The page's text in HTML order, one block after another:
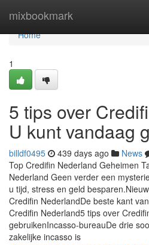
mixbookmark
Home
Home
1
5 tips over
U kunt vandaag
billdf0495 439 days ago News
Top Credifin Nederland Geheimen
Nederland Geen verder een
u tijd, stress en geld
Credifin NederlandDe beste kant
Credifin Nederland5 tips over
gebruikenIncasso-bureauDe drie
zakelijke incasso is